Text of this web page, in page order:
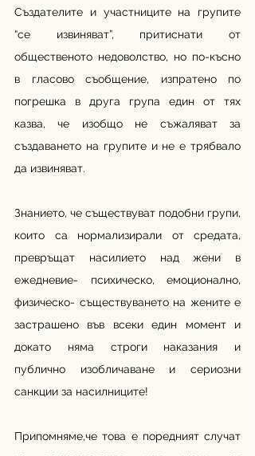
Създателите и участниците на групите
“се извиняват”, притиснати от
общественото недоволство, но по-късно
в гласово съобщение, изпратено по
погрешка в друга група един от тях
казва, че изобщо не съжаляват за
създаването на групите и не е трябвало
да извиняват.
Знанието, че съществуват подобни групи,
които са нормализирали от средата,
превръщат насилието над жени в
ежедневие- психическо, емоционално,
физическо- съществуването на жените е
застрашено във всеки един момент и
докато няма строги наказания и
публично изобличаване и сериозни
санкции за насилниците!
Припомняме,че това е поредният случат